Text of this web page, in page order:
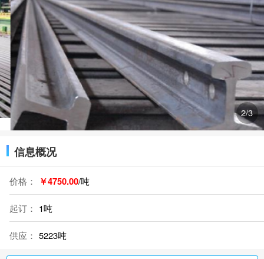
2/3
信息概况
价格： ￥4750.00/吨
起订： 1吨
供应： 5223吨